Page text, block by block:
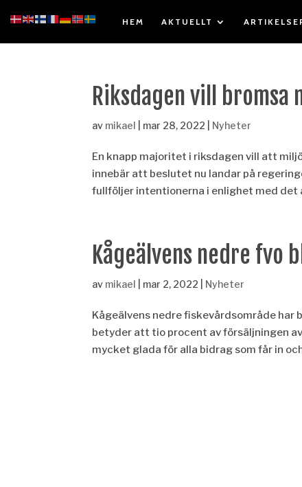
HEM AKTUELLT
Riksdagen vill
av mikael mar 28, 2022 Nyheter
En knapp majoritet i riksdagen vill att
innebär att beslutet nu landar på
fullföljer intentionerna i enlighet med det
Kågeälvens nedre fvo
av mikael mar 2, 2022 Nyheter
Kågeälvens nedre fiskevårdsområde
betyder att tio procent av försäljningen
mycket glada för alla bidrag som får in och